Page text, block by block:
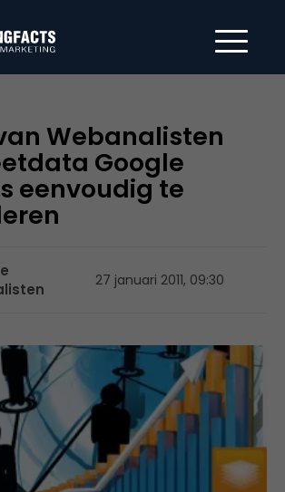
Webanalisten
Google
eenvoudig te
27 januari 2011, 09:30